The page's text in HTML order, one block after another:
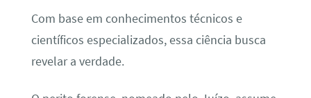
Com base em conhecimentos técnicos e
científicos especializados, essa ciência busca
revelar a verdade.